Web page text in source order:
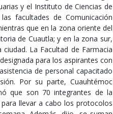
y el Instituto de Ciencias de
facultades de Comunicación
que en la zona oriente del
de Cuautla; y en la zona sur,
La Facultad de Farmacia
para los aspirantes con
de personal capacitado
Por su parte, Cuauhtémoc
que son 70 integrantes de la
llevar a cabo los protocolos